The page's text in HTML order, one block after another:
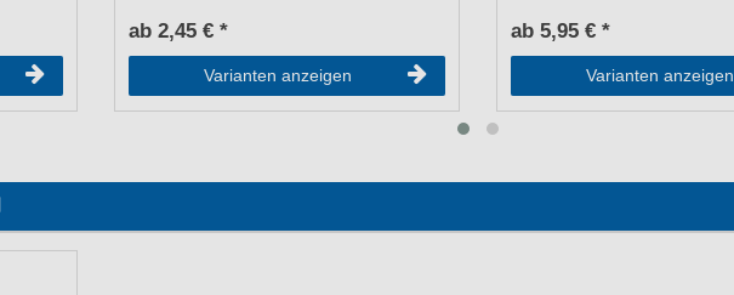
ab 2,45 € *
Varianten anzeigen
ab 5,95 € *
Varianten anzeigen